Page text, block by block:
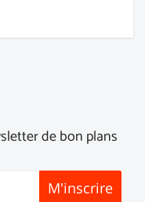
de bon plans
M'inscrire